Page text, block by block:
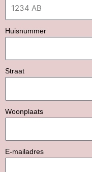
Huisnummer
Straat
Woonplaats
E-mailadres